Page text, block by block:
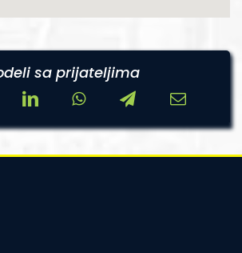
sa prijateljima